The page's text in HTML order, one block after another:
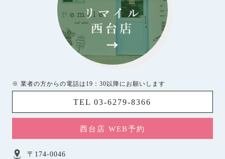
※ 業者の方からの電話は19：30以降にお願いします
TEL 03-6279-8366
西台店 WEB予約
〒174-0046